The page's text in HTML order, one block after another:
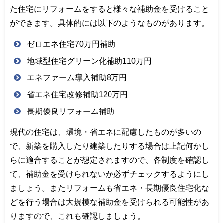
た住宅にリフォームをすると様々な補助金を受けること
ができます。具体的には以下のようなものがあります。
ゼロエネ住宅70万円補助
地域型住宅グリーン化補助110万円
エネファーム導入補助8万円
省エネ住宅改修補助120万円
長期優良リフォーム補助
現代の住宅は、環境・省エネに配慮したものが多いの
で、新築を購入したり建築したりする場合は上記何かし
らに適合することが想定されますので、各制度を確認し
て、補助金を受けられないか必ずチェックするようにし
ましょう。またリフォームも省エネ・長期優良住宅化な
どを行う場合は大規模な補助金を受けられる可能性があ
りますので、これも確認しましょう。